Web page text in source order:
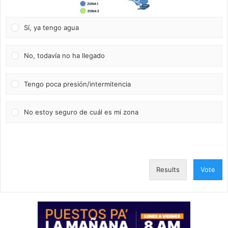
Sí, ya tengo agua
No, todavía no ha llegado
Tengo poca presión/intermitencia
No estoy seguro de cuál es mi zona
Results Vote